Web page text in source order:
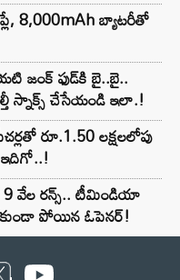
8,000mAh బ్యాటరీతో
జంక్ ఫుడ్‌కి బై..బై..
స్నాక్స్ చేసేయండి ఇలా.!
రూ.1.50 లక్షలలోపు
9 వేల రన్స్.. టీమిండియా
పోయిన ఓపెనర్!